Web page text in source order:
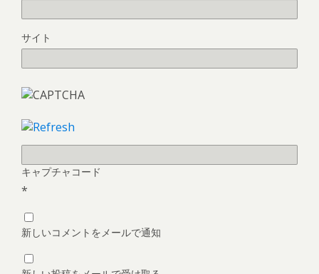
サイト
キャプチャコード
*
新しいコメントをメールで通知